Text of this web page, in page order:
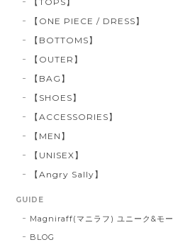
【ONE PIECE / DRESS】
【BOTTOMS】
【OUTER】
【BAG】
【SHOES】
【ACCESSORIES】
【MEN】
【UNISEX】
【Angry Sally】
GUIDE
Magniraff(マニラフ) ユニーク&モー
BLOG